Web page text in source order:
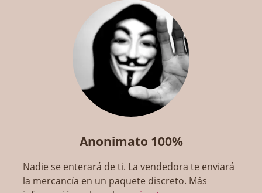
Anonimato 100%
Nadie se enterará de ti. La vendedora te enviará
la mercancía en un paquete discreto. Más